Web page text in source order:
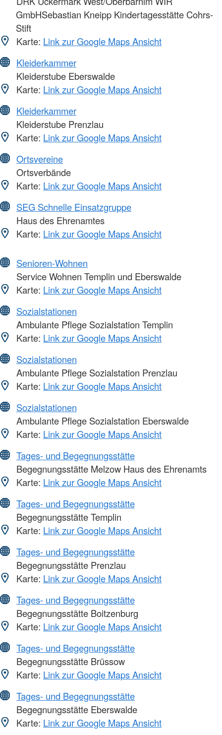
GmbHSebastian Kneipp Kindertagesstätte Cohrs-
Stift
Karte: Link zur Google Maps Ansicht
Kleiderkammer
Kleiderstube Eberswalde
Karte: Link zur Google Maps Ansicht
Kleiderkammer
Kleiderstube Prenzlau
Karte: Link zur Google Maps Ansicht
Ortsvereine
Ortsverbände
Karte: Link zur Google Maps Ansicht
SEG Schnelle Einsatzgruppe
Haus des Ehrenamtes
Karte: Link zur Google Maps Ansicht
Senioren-Wohnen
Service Wohnen Templin und Eberswalde
Karte: Link zur Google Maps Ansicht
Sozialstationen
Ambulante Pflege Sozialstation Templin
Karte: Link zur Google Maps Ansicht
Sozialstationen
Ambulante Pflege Sozialstation Prenzlau
Karte: Link zur Google Maps Ansicht
Sozialstationen
Ambulante Pflege Sozialstation Eberswalde
Karte: Link zur Google Maps Ansicht
Tages- und Begegnungsstätte
Begegnungsstätte Melzow Haus des Ehrenamts
Karte: Link zur Google Maps Ansicht
Tages- und Begegnungsstätte
Begegnungsstätte Templin
Karte: Link zur Google Maps Ansicht
Tages- und Begegnungsstätte
Begegnungsstätte Prenzlau
Karte: Link zur Google Maps Ansicht
Tages- und Begegnungsstätte
Begegnungsstätte Boitzenburg
Karte: Link zur Google Maps Ansicht
Tages- und Begegnungsstätte
Begegnungsstätte Brüssow
Karte: Link zur Google Maps Ansicht
Tages- und Begegnungsstätte
Begegnungsstätte Eberswalde
Karte: Link zur Google Maps Ansicht